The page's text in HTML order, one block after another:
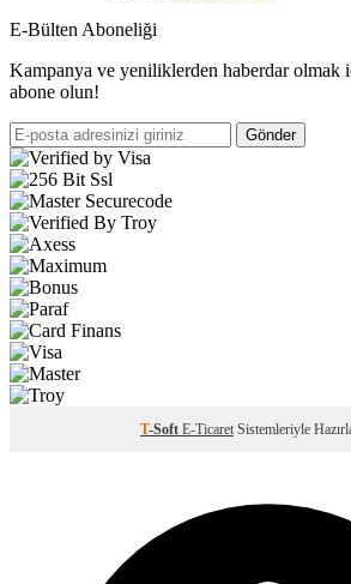
E-Bülten Aboneliği
Kampanya ve yeniliklerden haberdar olmak
abone olun!
Gönder
T-Soft E-Ticaret Sistemleriyle